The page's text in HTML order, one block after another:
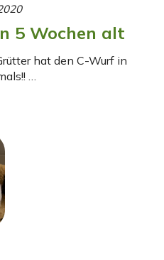
5 Wochen alt
hat den C-Wurf in
…